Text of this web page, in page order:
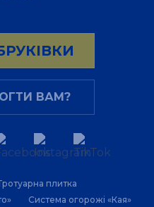
ВАМ?
плитка
Система огорожі «Кая»